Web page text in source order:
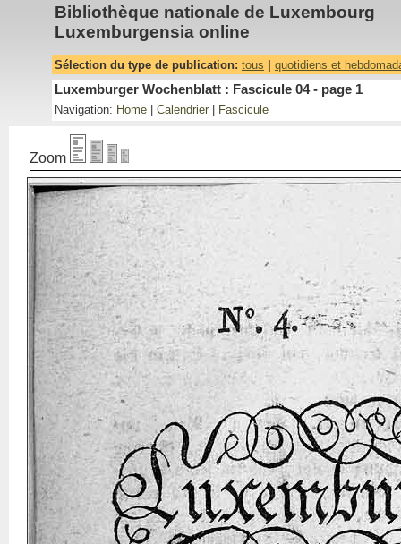
Bibliothèque nationale de Luxembourg
Luxemburgensia online
Sélection du type de publication: tous quotidiens et
Luxemburger Wochenblatt : Fascicule 04 - page 1
Navigation: Home Calendrier Fascicule
Zoom